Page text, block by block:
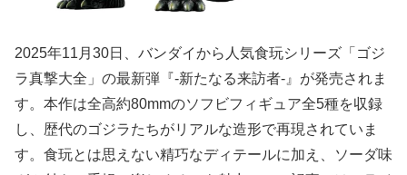
2025年11月30日、バンダイから人気食玩シリーズ「ゴジ
ラ真撃大全」の最新弾『-新たなる来訪者-』が発売されま
す。本作は全高約80mmのソフビフィギュア全5種を収録
し、歴代のゴジラたちがリアルな造形で再現されていま
す。食玩とは思えない精巧なディテールに加え、ソーダ味